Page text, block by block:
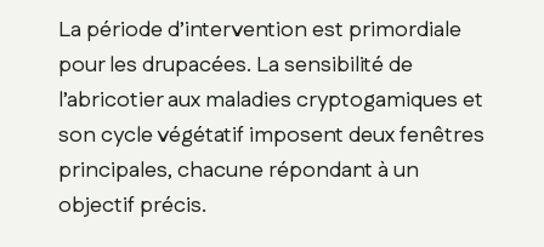
La période d’intervention est primordiale
pour les drupacées. La sensibilité de
l’abricotier aux maladies cryptogamiques et
son cycle végétatif imposent deux fenêtres
principales, chacune répondant à un
objectif précis.